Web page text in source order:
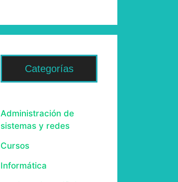
Categorías
Administración de
sistemas y redes
Cursos
Informática